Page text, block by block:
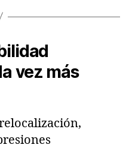
vez más